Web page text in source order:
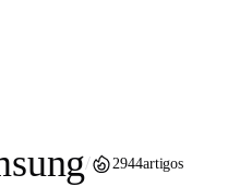
/ 2944artigos